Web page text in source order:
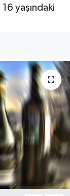
yaşındaki